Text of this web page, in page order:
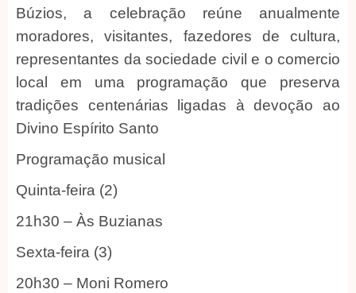
Búzios, a celebração reúne anualmente
moradores, visitantes, fazedores de cultura,
representantes da sociedade civil e o comercio
local em uma programação que preserva
tradições centenárias ligadas à devoção ao
Divino Espírito Santo
Programação musical
Quinta-feira (2)
21h30 – Às Buzianas
Sexta-feira (3)
20h30 – Moni Romero